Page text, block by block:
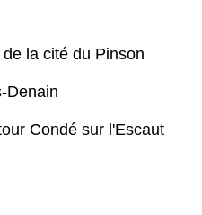
la cité du Pinson
Denain
Condé sur l'Escaut